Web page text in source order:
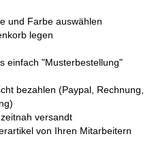
und Farbe auswählen
legen
einfach "Musterbestellung"
bezahlen (Paypal, Rechnung,
versandt
von Ihren Mitarbeitern